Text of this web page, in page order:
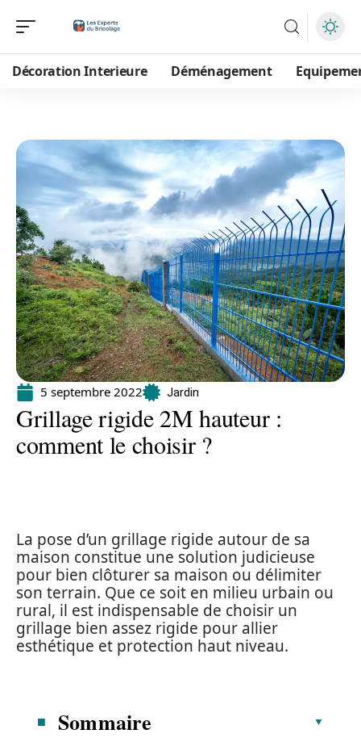
Décoration Interieure Déménagement
5 septembre 2022 Jardin
Grillage rigide 2M hauteur :
comment le choisir ?
La pose d’un grillage rigide autour de sa
maison constitue une solution judicieuse
pour bien clôturer sa maison ou délimiter
son terrain. Que ce soit en milieu urbain ou
rural, il est indispensable de choisir un
grillage bien assez rigide pour allier
esthétique et protection haut niveau.
Sommaire